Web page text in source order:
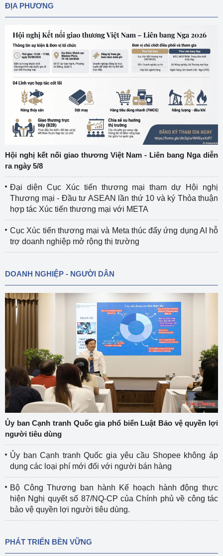
ĐỊA PHƯƠNG
Hội nghị kết nối giao thương Việt Nam - Liên bang Nga diễn
ra ngày 5/8
Đại diện Cục Xúc tiến thương mại tham dự Hội nghị
Thương mại - Đầu tư ASEAN lần thứ 10 và ký Thỏa thuận
hợp tác Xúc tiến thương mại với META
Cục Xúc tiến thương mại và Meta thúc đẩy ứng dụng AI hỗ
trợ doanh nghiệp mở rộng thị trường
DOANH NGHIỆP - NGƯỜI DÂN
Ủy ban Cạnh tranh Quốc gia phổ biến Luật Bảo vệ quyền lợi
người tiêu dùng
Ủy ban Cạnh tranh Quốc gia yêu cầu Shopee không áp
dụng các loại phí mới đối với người bán hàng
Bộ Công Thương ban hành Kế hoạch hành động thực
hiện Nghị quyết số 87/NQ-CP của Chính phủ về công tác
bảo vệ quyền lợi người tiêu dùng.
PHÁT TRIỂN BỀN VỮNG